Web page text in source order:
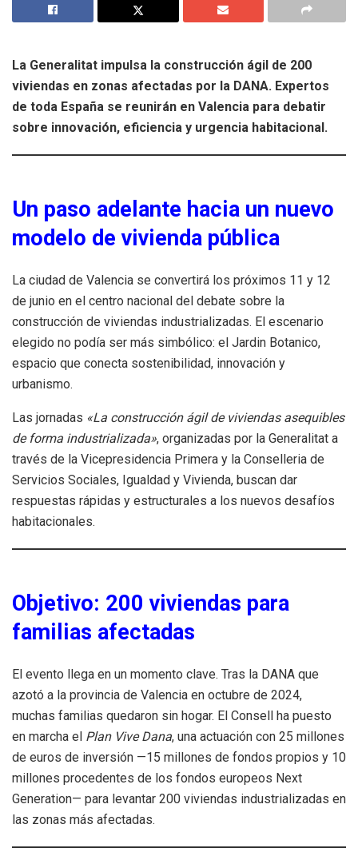
La Generalitat impulsa la construcción ágil de 200
viviendas en zonas afectadas por la DANA. Expertos
de toda España se reunirán en Valencia para debatir
sobre innovación, eficiencia y urgencia habitacional.
Un paso adelante hacia un nuevo
modelo de vivienda pública
La ciudad de Valencia se convertirá los próximos 11 y 12
de junio en el centro nacional del debate sobre la
construcción de viviendas industrializadas. El escenario
elegido no podía ser más simbólico: el Jardin Botanico,
espacio que conecta sostenibilidad, innovación y
urbanismo.
Las jornadas «La construcción ágil de viviendas asequibles
de forma industrializada», organizadas por la Generalitat a
través de la Vicepresidencia Primera y la Conselleria de
Servicios Sociales, Igualdad y Vivienda, buscan dar
respuestas rápidas y estructurales a los nuevos desafíos
habitacionales.
Objetivo: 200 viviendas para
familias afectadas
El evento llega en un momento clave. Tras la DANA que
azotó a la provincia de Valencia en octubre de 2024,
muchas familias quedaron sin hogar. El Consell ha puesto
en marcha el Plan Vive Dana, una actuación con 25 millones
de euros de inversión —15 millones de fondos propios y 10
millones procedentes de los fondos europeos Next
Generation— para levantar 200 viviendas industrializadas en
las zonas más afectadas.